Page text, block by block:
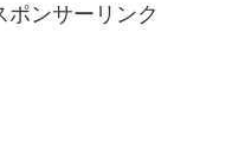
ポンサーリンク